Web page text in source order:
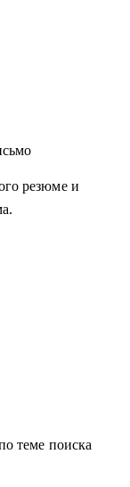
резюме и
теме поиска